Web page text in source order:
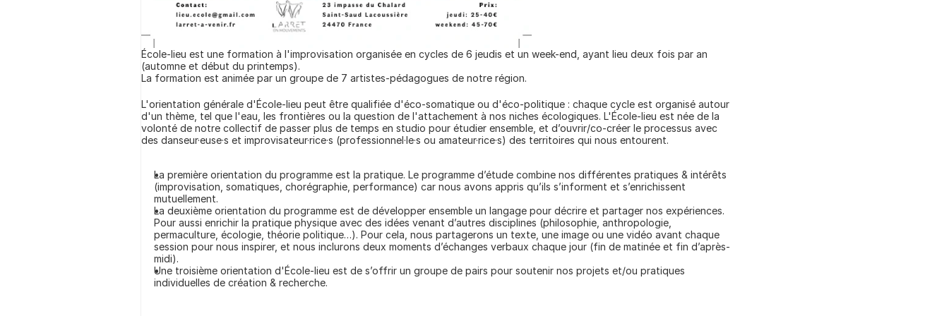
École-lieu est une formation à l'improvisation organisée en cycles de 6 jeudis et un week-end, ayant lieu deux fois par an
(automne et début du printemps).
La formation est animée par un groupe de 7 artistes-pédagogues de notre région.
L'orientation générale d'École-lieu peut être qualifiée d'éco-somatique ou d'éco-politique : chaque cycle est organisé autour
d'un thème, tel que l'eau, les frontières ou la question de l'attachement à nos niches écologiques. L'École-lieu est née de la
volonté de notre collectif de passer plus de temps en studio pour étudier ensemble, et d’ouvrir/co-créer le processus avec
des danseur·euse·s et improvisateur·rice·s (professionnel·le·s ou amateur·rice·s) des territoires qui nous entourent.
La première orientation du programme est la pratique. Le programme d’étude combine nos différentes pratiques & intérêts
(improvisation, somatiques, chorégraphie, performance) car nous avons appris qu’ils s’informent et s’enrichissent
mutuellement.
La deuxième orientation du programme est de développer ensemble un langage pour décrire et partager nos expériences.
Pour aussi enrichir la pratique physique avec des idées venant d’autres disciplines (philosophie, anthropologie,
permaculture, écologie, théorie politique…). Pour cela, nous partagerons un texte, une image ou une vidéo avant chaque
session pour nous inspirer, et nous inclurons deux moments d’échanges verbaux chaque jour (fin de matinée et fin d’après-
midi).
Une troisième orientation d'École-lieu est de s’offrir un groupe de pairs pour soutenir nos projets et/ou pratiques
individuelles de création & recherche.